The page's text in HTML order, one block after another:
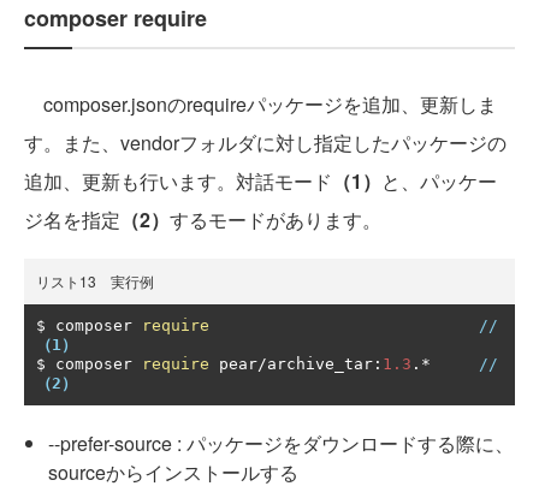
composer require
composer.jsonのrequireパッケージを追加、更新しま
す。また、vendorフォルダに対し指定したパッケージの
追加、更新も行います。対話モード （1） と、パッケー
ジ名を指定 （2） するモードがあります。
リスト13 実行例
$ composer require
//
（1）
$ composer
require pear/archive_tar : 1.3 .*
//
（2）
--prefer-source : パッケージをダウンロードする際に、
sourceからインストールする